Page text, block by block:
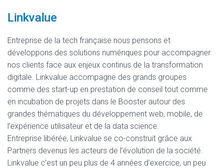
Linkvalue
Entreprise de la tech française nous pensons et
développons des solutions numériques pour accompagner
nos clients face aux enjeux continus de la transformation
digitale. Linkvalue accompagne des grands groupes
comme des start-up en prestation de conseil tout comme
en incubation de projets dans le Booster autour des
grandes thématiques du développement web, mobile, de
l’expérience utilisateur et de la data science.
Entreprise libérée, Linkvalue se co-construit grâce aux
Partners devenus les acteurs de l’évolution de la société.
Linkvalue c’est un peu plus de 4 années d’exercice, un peu